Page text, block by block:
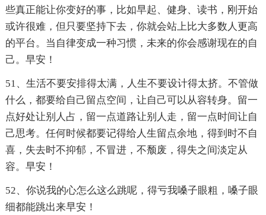
些真正能让你变好的事，比如早起、健身、读书，刚开始
或许很难，但只要坚持下去，你就会站上比大多数人更高
的平台。当自律变成一种习惯，未来的你会感谢现在的自
己。早安！
51、生活不要安排得太满，人生不要设计得太挤。不管做
什么，都要给自己留点空间，让自己可以从容转身。留一
点好处让别人占，留一点道路让别人走，留一点时间让自
己思考。任何时候都要记得给人生留点余地，得到时不自
喜，失去时不抑郁，不冒进，不颓废，得失之间淡定从
容。早安！
52、你说我的心怎么这么跳呢，得亏我嗓子眼粗，嗓子眼
细都能跳出来早安！